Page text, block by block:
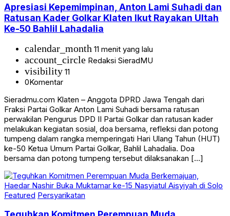
Apresiasi Kepemimpinan, Anton Lami Suhadi dan
Ratusan Kader Golkar Klaten Ikut Rayakan Ultah
Ke-50 Bahlil Lahadalia
calendar_month 11 menit yang lalu
account_circle Redaksi SieradMU
visibility 11
0Komentar
Sieradmu.com Klaten – Anggota DPRD Jawa Tengah dari
Fraksi Partai Golkar Anton Lami Suhadi bersama ratusan
perwakilan Pengurus DPD II Partai Golkar dan ratusan kader
melakukan kegiatan sosial, doa bersama, refleksi dan potong
tumpeng dalam rangka memperingati Hari Ulang Tahun (HUT)
ke-50 Ketua Umum Partai Golkar, Bahlil Lahadalia. Doa
bersama dan potong tumpeng tersebut dilaksanakan […]
Featured Persyarikatan